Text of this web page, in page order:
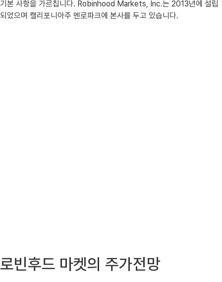
기본 사항을 가르칩니다. Robinhood Markets, Inc.는 2013년에 설립
되었으며 캘리포니아주 멘로파크에 본사를 두고 있습니다.
로빈후드 마켓의 주가전망